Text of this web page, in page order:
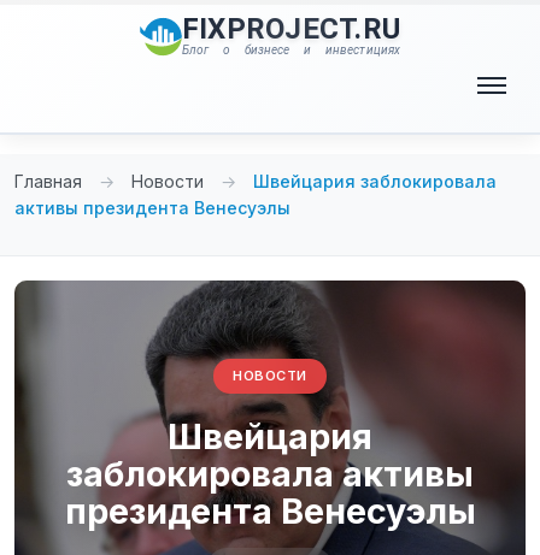
FIXPROJECT.RU
Блог о бизнесе и инвестициях
Главная → Новости →
Швейцария заблокировала
активы президента Венесуэлы
НОВОСТИ
Швейцария
заблокировала активы
президента Венесуэлы